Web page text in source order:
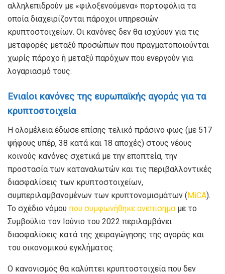
αλληλεπιδρούν με «φιλοξενούμενα» πορτοφόλια τα
οποία διαχειρίζονται πάροχοι υπηρεσιών
κρυπτοστοιχείων. Οι κανόνες δεν θα ισχύουν για τις
μεταφορές μεταξύ προσώπων που πραγματοποιούνται
χωρίς πάροχο ή μεταξύ παρόχων που ενεργούν για
λογαριασμό τους.
Ενιαίοι κανόνες της ευρωπαϊκής αγοράς για τα
κρυπτοστοιχεία
Η ολομέλεια έδωσε επίσης τελικό πράσινο φως (με 517
ψήφους υπέρ, 38 κατά και 18 αποχές) στους νέους
κοινούς κανόνες σχετικά με την εποπτεία, την
προστασία των καταναλωτών και τις περιβαλλοντικές
διασφαλίσεις των κρυπτοστοιχείων,
συμπεριλαμβανομένων των κρυπτονομισμάτων (MiCA).
Το σχέδιο νόμου που συμφωνήθηκε ανεπίσημα με το
Συμβούλιο τον Ιούνιο του 2022 περιλαμβάνει
διασφαλίσεις κατά της χειραγώγησης της αγοράς και
του οικονομικού εγκλήματος.
Ο κανονισμός θα καλύπτει κρυπτοστοιχεία που δεν